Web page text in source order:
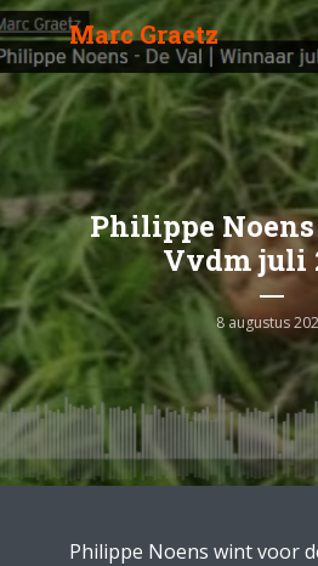
Marc Graetz
Philippe Noens
Vvdm juli
8 augustus
Philippe Noens wint voor